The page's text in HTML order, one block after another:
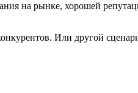
на рынке, хорошей
Или другой